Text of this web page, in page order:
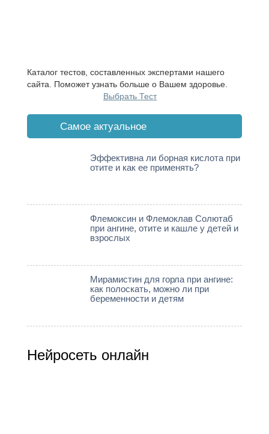
Каталог тестов, составленных экспертами нашего
сайта. Поможет узнать больше о Вашем здоровье.
Выбрать Тест
Cамое актуальное
Эффективна ли борная кислота при
отите и как ее применять?
Флемоксин и Флемоклав Солютаб
при ангине, отите и кашле у детей и
взрослых
Мирамистин для горла при ангине:
как полоскать, можно ли при
беременности и детям
Нейросеть онлайн